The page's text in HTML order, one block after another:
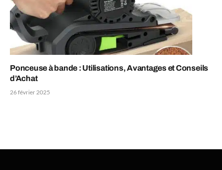
Ponceuse à bande : Utilisations, Avantages et Conseils
d’Achat
26 février 2025